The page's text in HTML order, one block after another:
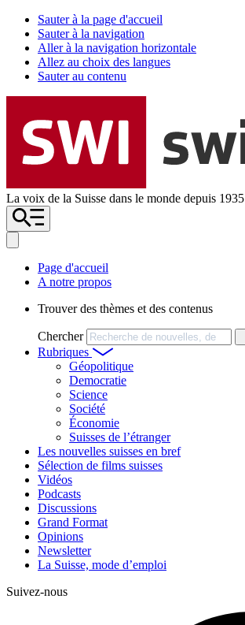
Sauter à la page d'accueil
Sauter à la navigation
Aller à la navigation horizontale
Allez au choix des langues
Sauter au contenu
La voix de la Suisse dans le monde depuis 1935
Page d'accueil
A notre propos
Trouver des thèmes et des contenus
Chercher
Rubriques
Géopolitique
Democratie
Science
Société
Économie
Suisses de l’étranger
Les nouvelles suisses en bref
Sélection de films suisses
Vidéos
Podcasts
Discussions
Grand Format
Opinions
Newsletter
La Suisse, mode d’emploi
Suivez-nous